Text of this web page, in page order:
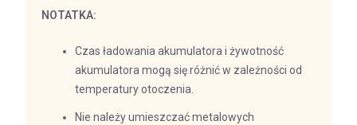
NOTATKA:
Czas ładowania akumulatora i żywotność
akumulatora mogą się różnić w zależności od
temperatury otoczenia.
Nie należy umieszczać metalowych